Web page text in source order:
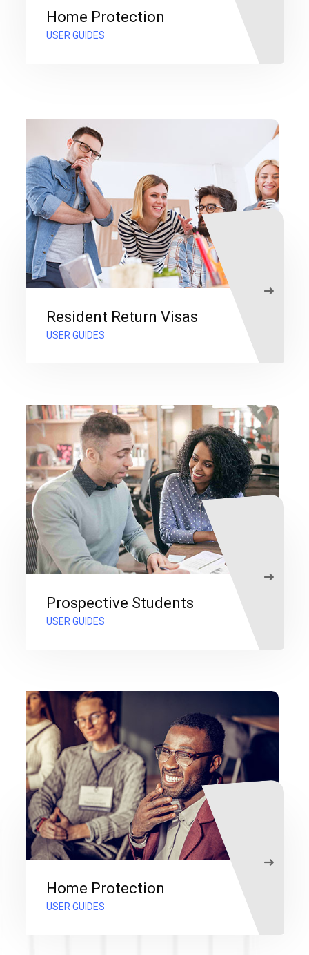
Home Protection
USER GUIDES
Resident Return Visas
USER GUIDES
Prospective Students
USER GUIDES
Home Protection
USER GUIDES